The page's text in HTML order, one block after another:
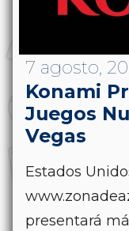
7 agosto,
Konami
Juegos
Vegas
Estados
presentará